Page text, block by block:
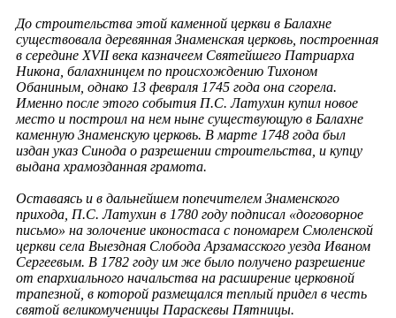
До строительства этой каменной церкви в Балахне
существовала деревянная Знаменская церковь, построенная
в середине XVII века казначеем Святейшего Патриарха
Никона, балахнинцем по происхождению Тихоном
Обаниным, однако 13 февраля 1745 года она сгорела.
Именно после этого события П.С. Латухин купил новое
место и построил на нем ныне существующую в Балахне
каменную Знаменскую церковь. В марте 1748 года был
издан указ Синода о разрешении строительства, и купцу
выдана храмозданная грамота.
Оставаясь и в дальнейшем попечителем Знаменского
прихода, П.С. Латухин в 1780 году подписал «договорное
письмо» на золочение иконостаса с пономарем Смоленской
церкви села Выездная Слобода Арзамасского уезда Иваном
Сергеевым. В 1782 году им же было получено разрешение
от епархиального начальства на расширение церковной
трапезной, в которой размещался теплый придел в честь
святой великомученицы Параскевы Пятницы.